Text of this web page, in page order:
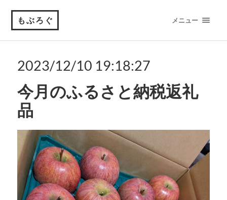
もぶろぐ メニュー
2023/12/10 19:18:27
今月のふるさと納税返礼
品